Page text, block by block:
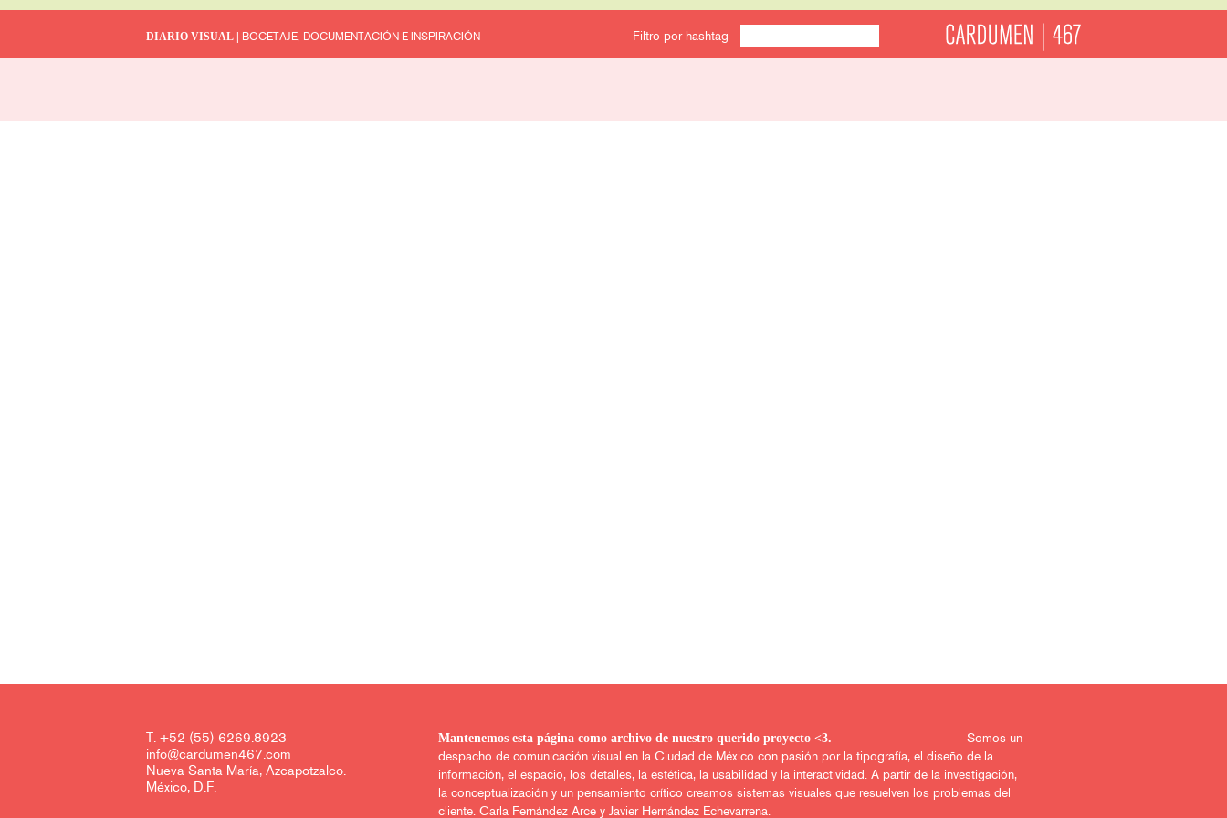
DIARIO VISUAL | BOCETAJE, DOCUMENTACIÓN E INSPIRACIÓN Filtro por hashtag
T. +52 (55) 6269.8923
info@cardumen467.com
Nueva Santa María, Azcapotzalco.
México, D.F.
Mantenemos esta página como archivo de nuestro querido proyecto <3.
Somos un
despacho de comunicación visual en la Ciudad de México con pasión por la tipografía, el diseño de la
información, el espacio, los detalles, la estética, la usabilidad y la interactividad. A partir de la investigación,
la conceptualización y un pensamiento crítico creamos sistemas visuales que resuelven los problemas del
cliente. Carla Fernández Arce y Javier Hernández Echevarrena.